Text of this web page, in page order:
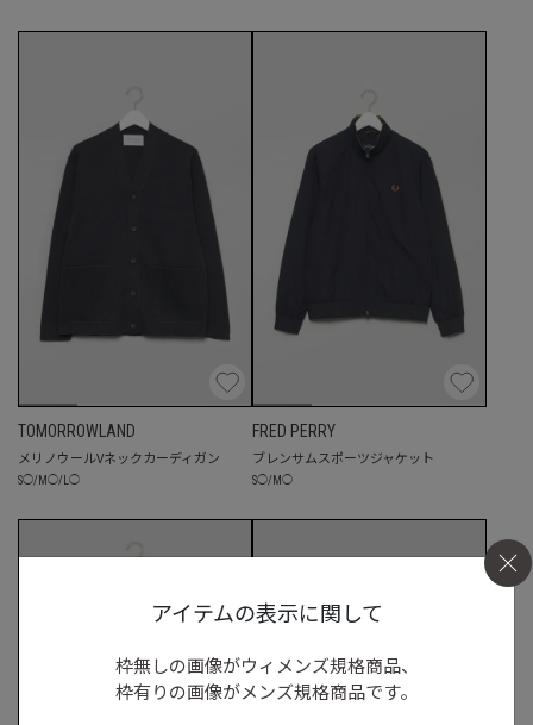
TOMORROWLAND
メリノウールVネックカーディガン
S◯/ M ◯/ ◯
FRED PERRY
ブレンサムスポーツジャケット
S◯/ M ◯
アイテムの表示に関して
枠無しの画像がウィメンズ規格商品、
枠有りの画像がメンズ規格商品です。